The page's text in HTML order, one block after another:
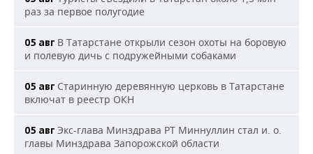
раз за первое полугодие
05 авг В Татарстане открыли сезон охоты на боровую
и полевую дичь с подружейными собаками
05 авг Старинную деревянную церковь в Татарстане
включат в реестр ОКН
05 авг Экс-глава Минздрава РТ Миннуллин стал и. о.
главы Минздрава Запорожской области